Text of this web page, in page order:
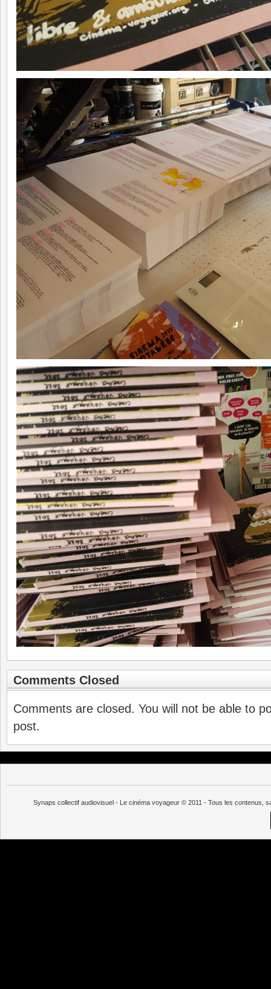
Comments Closed
Comments are closed. You will not be able to
post.
Synaps collectif audiovisuel - Le cinéma voyageur © 2011 - Tous les contenus,